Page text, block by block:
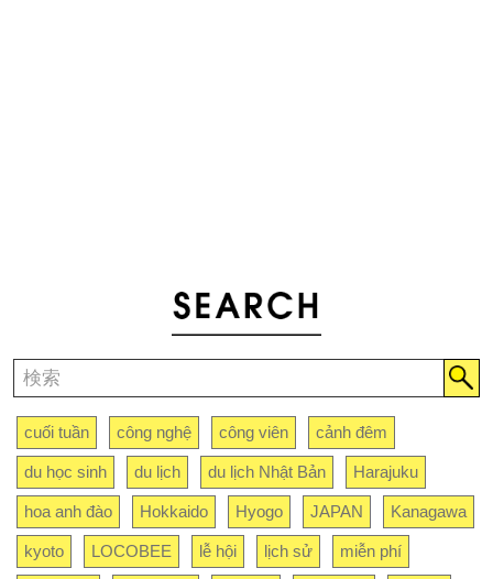
cuối tuần công nghệ công viên cảnh đêm
du học sinh du lịch du lịch Nhật Bản Harajuku
hoa anh đào Hokkaido Hyogo JAPAN Kanagawa
kyoto LOCOBEE lễ hội lịch sử miễn phí